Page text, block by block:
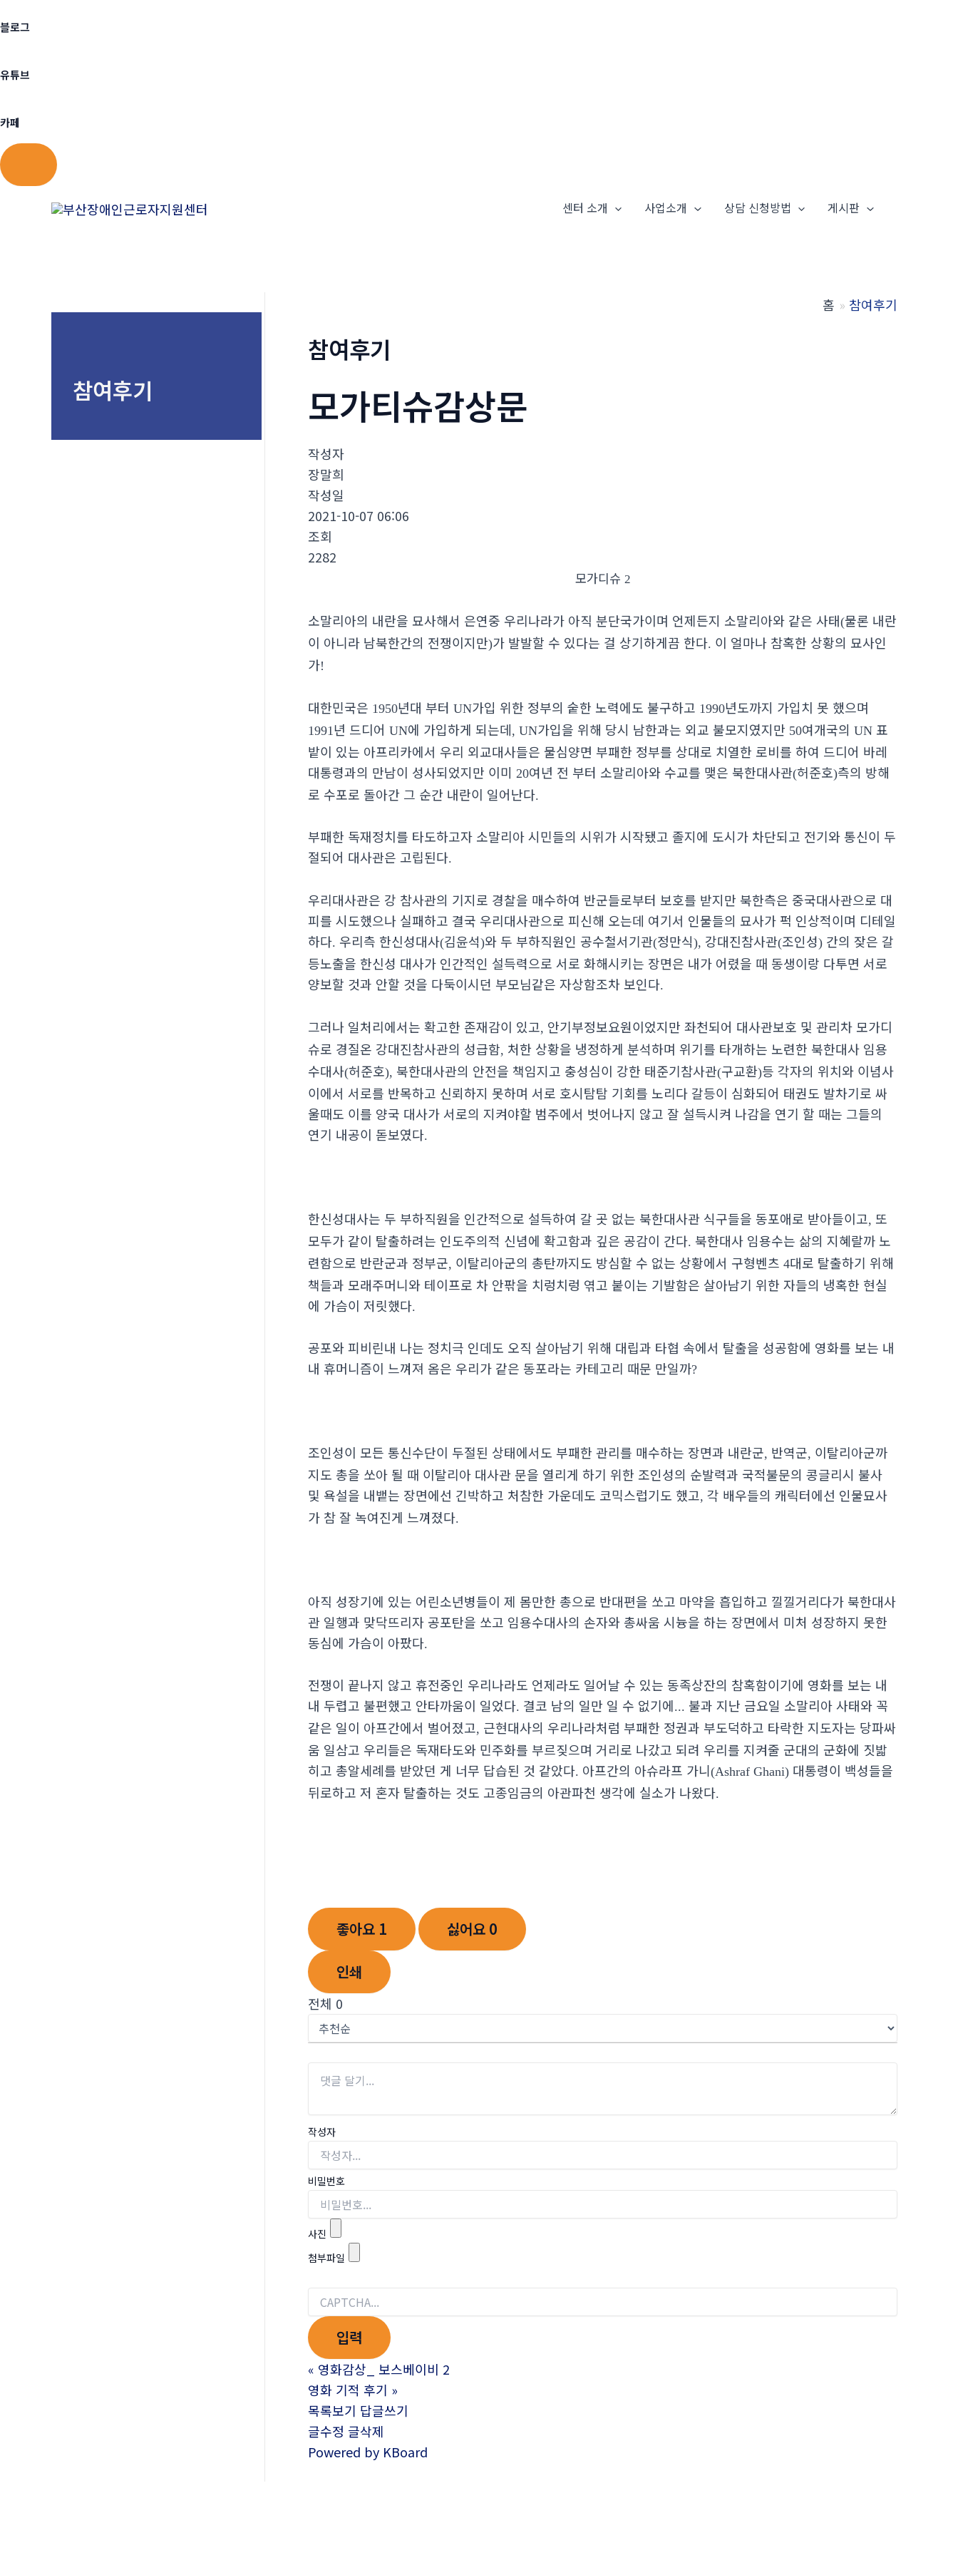
블로그
유튜브
카페
센터 소개 사업소개 상담 신청방법 게시판
참여후기
홈 참여후기
참여후기
모가티슈감상문
작성자
장말희
작성일
2021-10-07 06:06
조회
2282
모가디슈 2
소말리아의 내란을 묘사해서 은연중 우리나라가 아직 분단국가이며 언제든지 소말리아와 같은 사태(물론 내란
이 아니라 남북한간의 전쟁이지만)가 발발할 수 있다는 걸 상기하게끔 한다. 이 얼마나 참혹한 상황의 묘사인
가!
대한민국은 1950년대 부터 UN가입 위한 정부의 숱한 노력에도 불구하고 1990년도까지 가입치 못 했으며
1991 년 드디어 UN에 가입하게 되는데, UN가입을 위해 당시 남한과는 외교 불모지였지만 50여개국의 UN 표
밭이 있는 아프리카에서 우리 외교대사들은 물심양면 부패한 정부를 상대로 치열한 로비를 하여 드디어 바레
대통령과의 만남이 성사되었지만 이미 20여년 전 부터 소말리아와 수교를 맺은 북한대사관(허준호)측의 방해
로 수포로 돌아간 그 순간 내란이 일어난다.
부패한 독재정치를 타도하고자 소말리아 시민들의 시위가 시작됐고 졸지에 도시가 차단되고 전기와 통신이 두
절되어 대사관은 고립된다.
우리대사관은 강 참사관의 기지로 경찰을 매수하여 반군들로부터 보호를 받지만 북한측은 중국대사관으로 대
피를 시도했으나 실패하고 결국 우리대사관으로 피신해 오는데 여기서 인물들의 묘사가 퍽 인상적이며 디테일
하다. 우리측 한신성대사(김윤석)와 두 부하직원인 공수철서기관(정만식), 강대진참사관(조인성) 간의 잦은 갈
등노출을 한신성 대사가 인간적인 설득력으로 서로 화해시키는 장면은 내가 어렸을 때 동생이랑 다투면 서로
양보할 것과 안할 것을 다둑이시던 부모님같은 자상함조차 보인다.
그러나 일처리에서는 확고한 존재감이 있고, 안기부정보요원이었지만 좌천되어 대사관보호 및 관리차 모가디
슈로 경질온 강대진참사관의 성급함, 처한 상황을 냉정하게 분석하며 위기를 타개하는 노련한 북한대사 임용
수대사(허준호), 북한대사관의 안전을 책임지고 충성심이 강한 태준기참사관(구교환)등 각자의 위치와 이념사
이에서 서로를 반목하고 신뢰하지 못하며 서로 호시탐탐 기회를 노리다 갈등이 심화되어 태권도 발차기로 싸
울때도 이를 양국 대사가 서로의 지켜야할 범주에서 벗어나지 않고 잘 설득시켜 나감을 연기 할 때는 그들의
연기 내공이 돋보였다.
한신성대사는 두 부하직원을 인간적으로 설득하여 갈 곳 없는 북한대사관 식구들을 동포애로 받아들이고, 또
모두가 같이 탈출하려는 인도주의적 신념에 확고함과 깊은 공감이 간다. 북한대사 임용수는 삶의 지혜랄까 노
련함으로 반란군과 정부군, 이탈리아군의 총탄까지도 방심할 수 없는 상황에서 구형벤츠 4대로 탈출하기 위해
책들과 모래주머니와 테이프로 차 안팎을 치렁치렁 엮고 붙이는 기발함은 살아남기 위한 자들의 냉혹한 현실
에 가슴이 저릿했다.
공포와 피비린내 나는 정치극 인데도 오직 살아남기 위해 대립과 타협 속에서 탈출을 성공함에 영화를 보는 내
내 휴머니즘이 느껴져 옴은 우리가 같은 동포라는 카테고리 때문 만일까?
조인성이 모든 통신수단이 두절된 상태에서도 부패한 관리를 매수하는 장면과 내란군, 반역군, 이탈리아군까
지도 총을 쏘아 될 때 이탈리아 대사관 문을 열리게 하기 위한 조인성의 순발력과 국적불문의 콩글리시 불사
및 욕설을 내뱉는 장면에선 긴박하고 처참한 가운데도 코믹스럽기도 했고, 각 배우들의 캐릭터에선 인물묘사
가 참 잘 녹여진게 느껴졌다.
아직 성장기에 있는 어린소년병들이 제 몸만한 총으로 반대편을 쏘고 마약을 흡입하고 낄낄거리다가 북한대사
관 일행과 맞닥뜨리자 공포탄을 쏘고 임용수대사의 손자와 총싸움 시늉을 하는 장면에서 미처 성장하지 못한
동심에 가슴이 아팠다.
전쟁이 끝나지 않고 휴전중인 우리나라도 언제라도 일어날 수 있는 동족상잔의 참혹함이기에 영화를 보는 내
내 두렵고 불편했고 안타까움이 일었다. 결코 남의 일만 일 수 없기에... 불과 지난 금요일 소말리아 사태와 꼭
같은 일이 아프간에서 벌어졌고, 근현대사의 우리나라처럼 부패한 정권과 부도덕하고 타락한 지도자는 당파싸
움 일삼고 우리들은 독재타도와 민주화를 부르짖으며 거리로 나갔고 되려 우리를 지켜줄 군대의 군화에 짓밟
히고 총알세례를 받았던 게 너무 답습된 것 같았다. 아프간의 아슈라프 가니(Ashraf Ghani) 대통령이 백성들을
뒤로하고 저 혼자 탈출하는 것도 고종임금의 아관파천 생각에 실소가 나왔다.
좋아요 1 싫어요 0
인쇄
전체 0
작성자
비밀번호
사진
첨부파일
« 영화감상_ 보스베이비 2
영화 기적 후기 »
목록보기 답글쓰기
글수정 글삭제
Powered by KBoard